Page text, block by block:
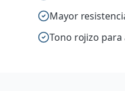
Mayor
Tono rojizo